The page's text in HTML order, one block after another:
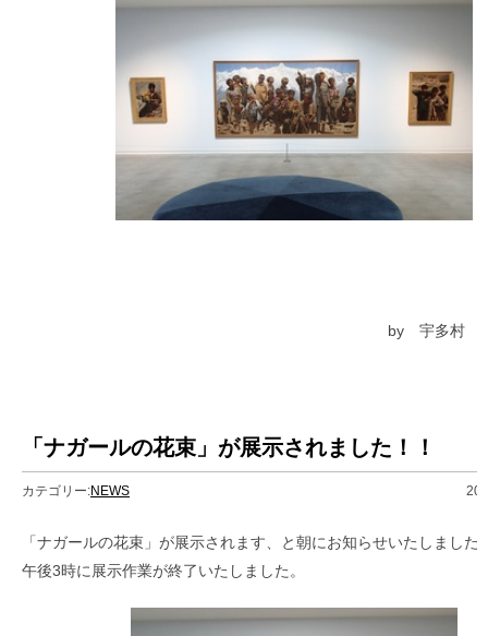
by 宇多村
「ナガールの花束」が展示されました！！
カテゴリー:NEWS
「ナガールの花束」が展示されます、と朝にお知らせいたしました
午後3時に展示作業が終了いたしました。